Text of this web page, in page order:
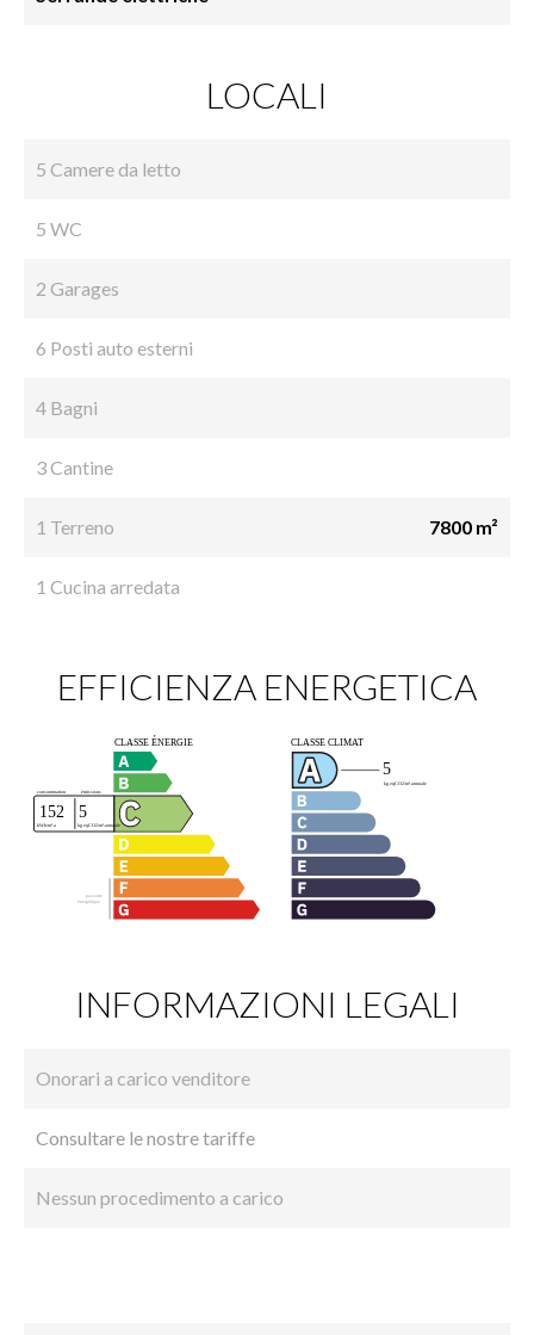
LOCALI
5 Camere da letto
5 WC
2 Garages
6 Posti auto esterni
4 Bagni
3 Cantine
1 Terreno 7800 m²
1 Cucina arredata
EFFICIENZA ENERGETICA
INFORMAZIONI LEGALI
Onorari a carico venditore
Consultare le nostre tariffe
Nessun procedimento a carico